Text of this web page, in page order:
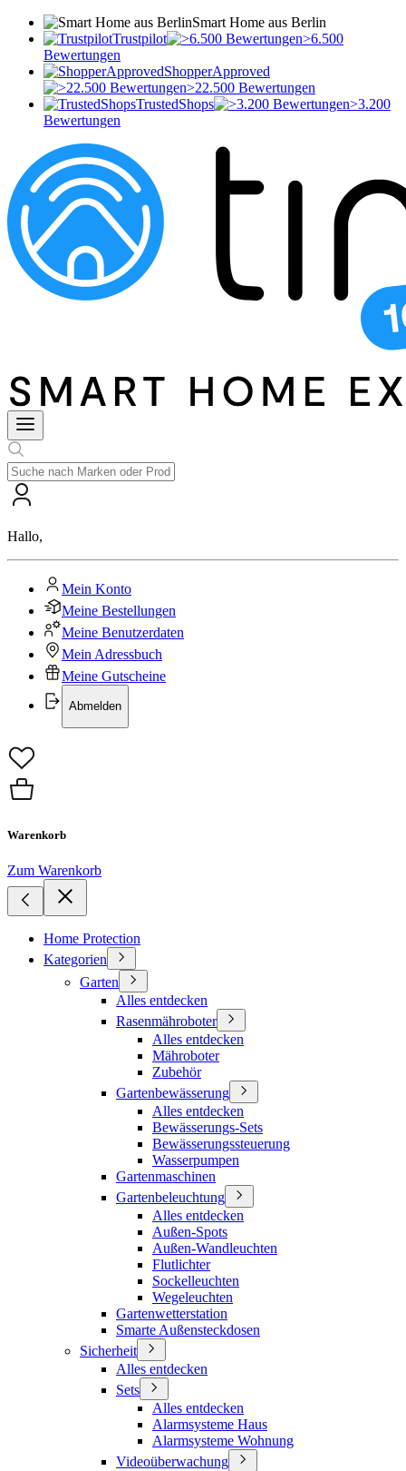
Smart Home aus Berlin
Trustpilot
>6.500
Bewertungen
ShopperApproved
>22.500 Bewertungen
TrustedShops
>3.200
Bewertungen
Hallo,
Mein Konto
Meine Bestellungen
Meine Benutzerdaten
Mein Adressbuch
Meine Gutscheine
Abmelden
Warenkorb
Zum Warenkorb
Home Protection
Kategorien
Garten
Alles entdecken
Rasenmähroboter
Alles entdecken
Mähroboter
Zubehör
Gartenbewässerung
Alles entdecken
Bewässerungs-Sets
Bewässerungssteuerung
Wasserpumpen
Gartenmaschinen
Gartenbeleuchtung
Alles entdecken
Außen-Spots
Außen-Wandleuchten
Flutlichter
Sockelleuchten
Wegeleuchten
Gartenwetterstation
Smarte Außensteckdosen
Sicherheit
Alles entdecken
Sets
Alles entdecken
Alarmsysteme Haus
Alarmsysteme Wohnung
Videoüberwachung